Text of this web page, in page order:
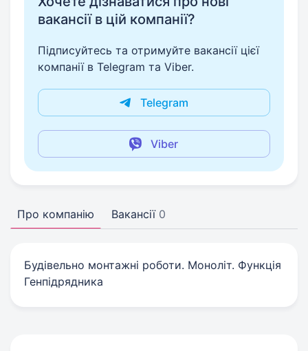
вакансії в цій компанії?
Підписуйтесь та отримуйте вакансії цієї
компанії в Telegram та Viber.
Telegram
Viber
Про компанію Вакансії 0
Будівельно монтажні роботи. Моноліт. Функція
Генпідрядника